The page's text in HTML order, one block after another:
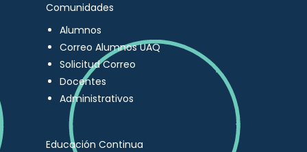
Comunidades
Alumnos
Correo Alumnos UAQ
Solicitud Correo
Docentes
Administrativos
Educación Continua